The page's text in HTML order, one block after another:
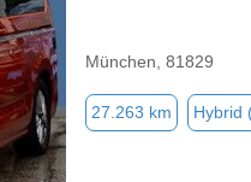
München, 81829
27.263 km Hybrid